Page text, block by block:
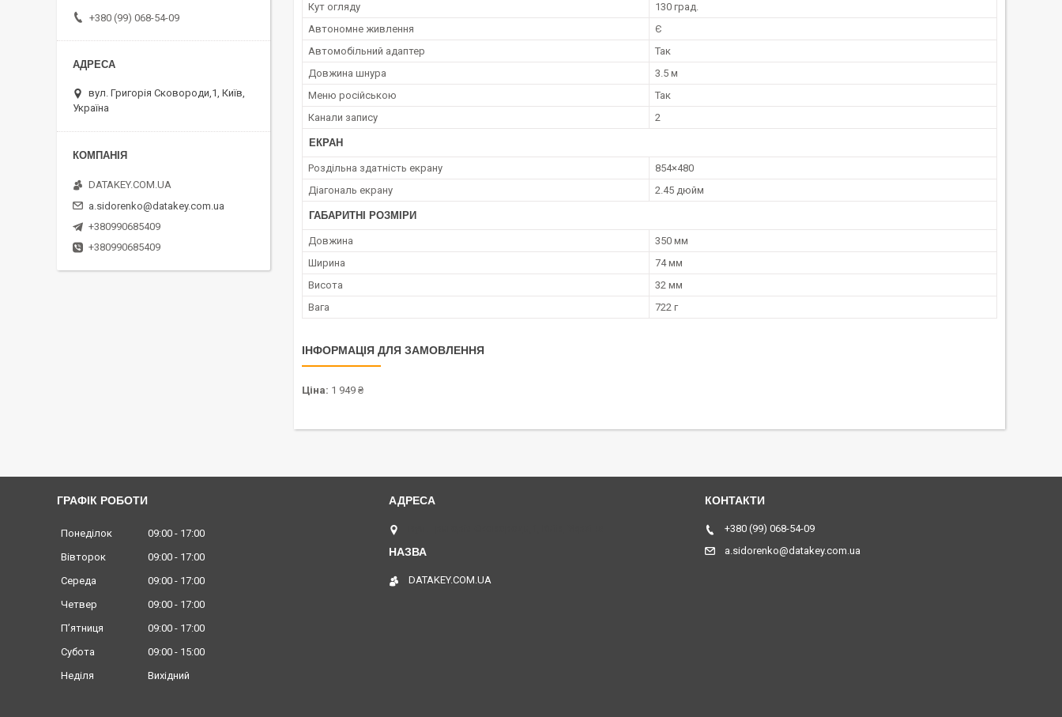
Кут огляду
130 град.
Автономне живлення
Є
Автомобільний адаптер
Так
Довжина шнура
3.5 м
Меню російською
Так
Канали запису
2
ЕКРАН
Роздільна здатність екрану
854×480
Діагональ екрану
2.45 дюйм
ГАБАРИТНІ РОЗМІРИ
Довжина
350 мм
Ширина
74 мм
Висота
32 мм
Вага
722 г
ІНФОРМАЦІЯ ДЛЯ ЗАМОВЛЕННЯ
Ціна: 1 949 ₴
+380 (99) 068-54-09
вул. Григорія Сковороди,1, Київ,
Україна
DATAKEY.COM.UA
a.sidorenko@datakey.com.ua
+380990685409
+380990685409
ГРАФІК РОБОТИ
Понеділок 09:00
17:00
Вівторок
09:00
17:00
Середа
09:00
17:00
Четвер
09:00
17:00
Пʼятниця
09:00
17:00
Субота
09:00
15:00
Неділя
Вихідний
DATAKEY.COM.UA
+380 (99) 068-54-09
a.sidorenko@datakey.com.ua